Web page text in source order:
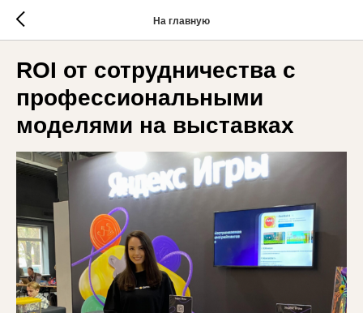
На главную
ROI от сотрудничества с
профессиональными
моделями на выставках